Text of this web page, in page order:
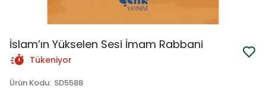
İslam’ın Yükselen Sesi İmam Rabbani
Tükeniyor
Ürün Kodu: SD5588